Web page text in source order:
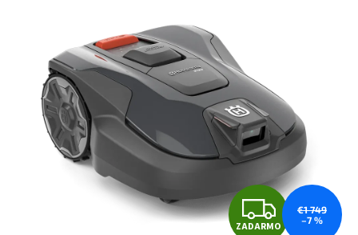
ZADARMO
€1 749
–7 %